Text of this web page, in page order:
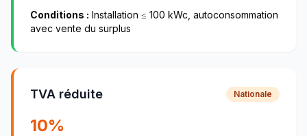
Conditions : Installation ≤ 100 kWc, autoconsommation
avec vente du surplus
TVA réduite Nationale
10%